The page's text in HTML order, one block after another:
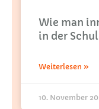
Wie man
in der
Weiterlesen »
10. November